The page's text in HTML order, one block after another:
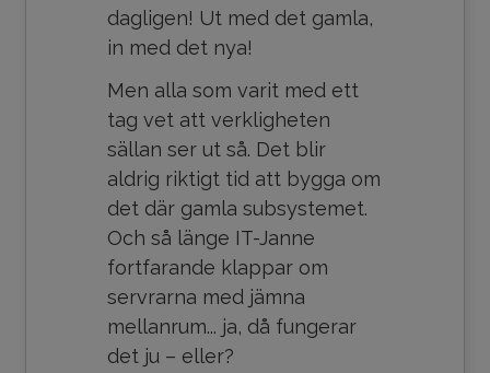
dagligen! Ut med det gamla,
in med det nya!
Men alla som varit med ett
tag vet att verkligheten
sällan ser ut så. Det blir
aldrig riktigt tid att bygga om
det där gamla subsystemet.
Och så länge IT-Janne
fortfarande klappar om
servrarna med jämna
mellanrum... ja, då fungerar
det ju – eller?